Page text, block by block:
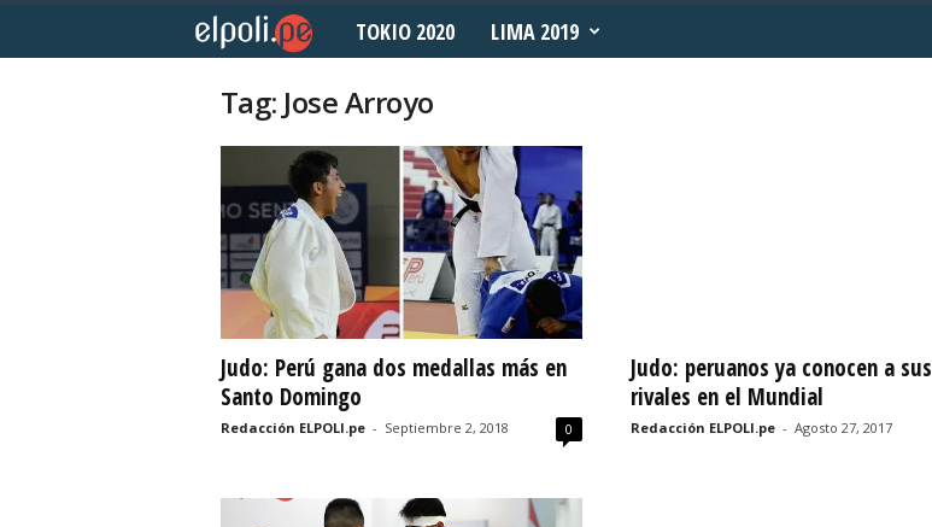
o
l
i
e
o
TOKIO 2020 LIMA 2019
Tag: Jose Arroyo
Judo: Perú gana dos medallas más en
Santo Domingo
Redacción ELPOLI.pe - Septiembre 2, 2018 0
Judo: peruanos ya conocen a sus
rivales en el Mundial
Redacción ELPOLI.pe - Agosto 27, 2017